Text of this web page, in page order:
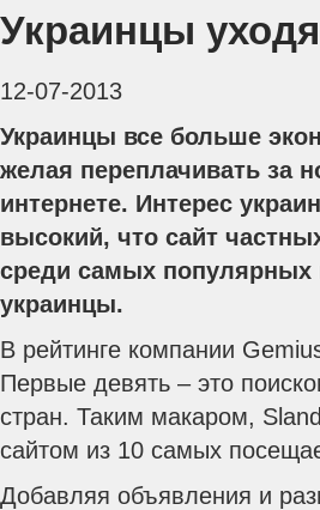
Украинцы
12-07-2013
Украинцы все больше
желая переплачивать за
интернете. Интерес
высокий, что сайт
среди самых популярных
украинцы.
В рейтинге компании
Первые девять – это
стран. Таким макаром,
сайтом из 10 самых
Добавляя объявления и